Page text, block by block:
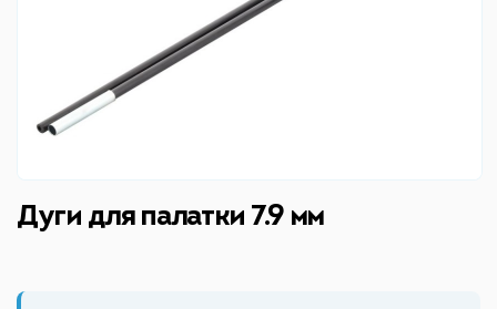
Дуги для палатки 7.9 мм